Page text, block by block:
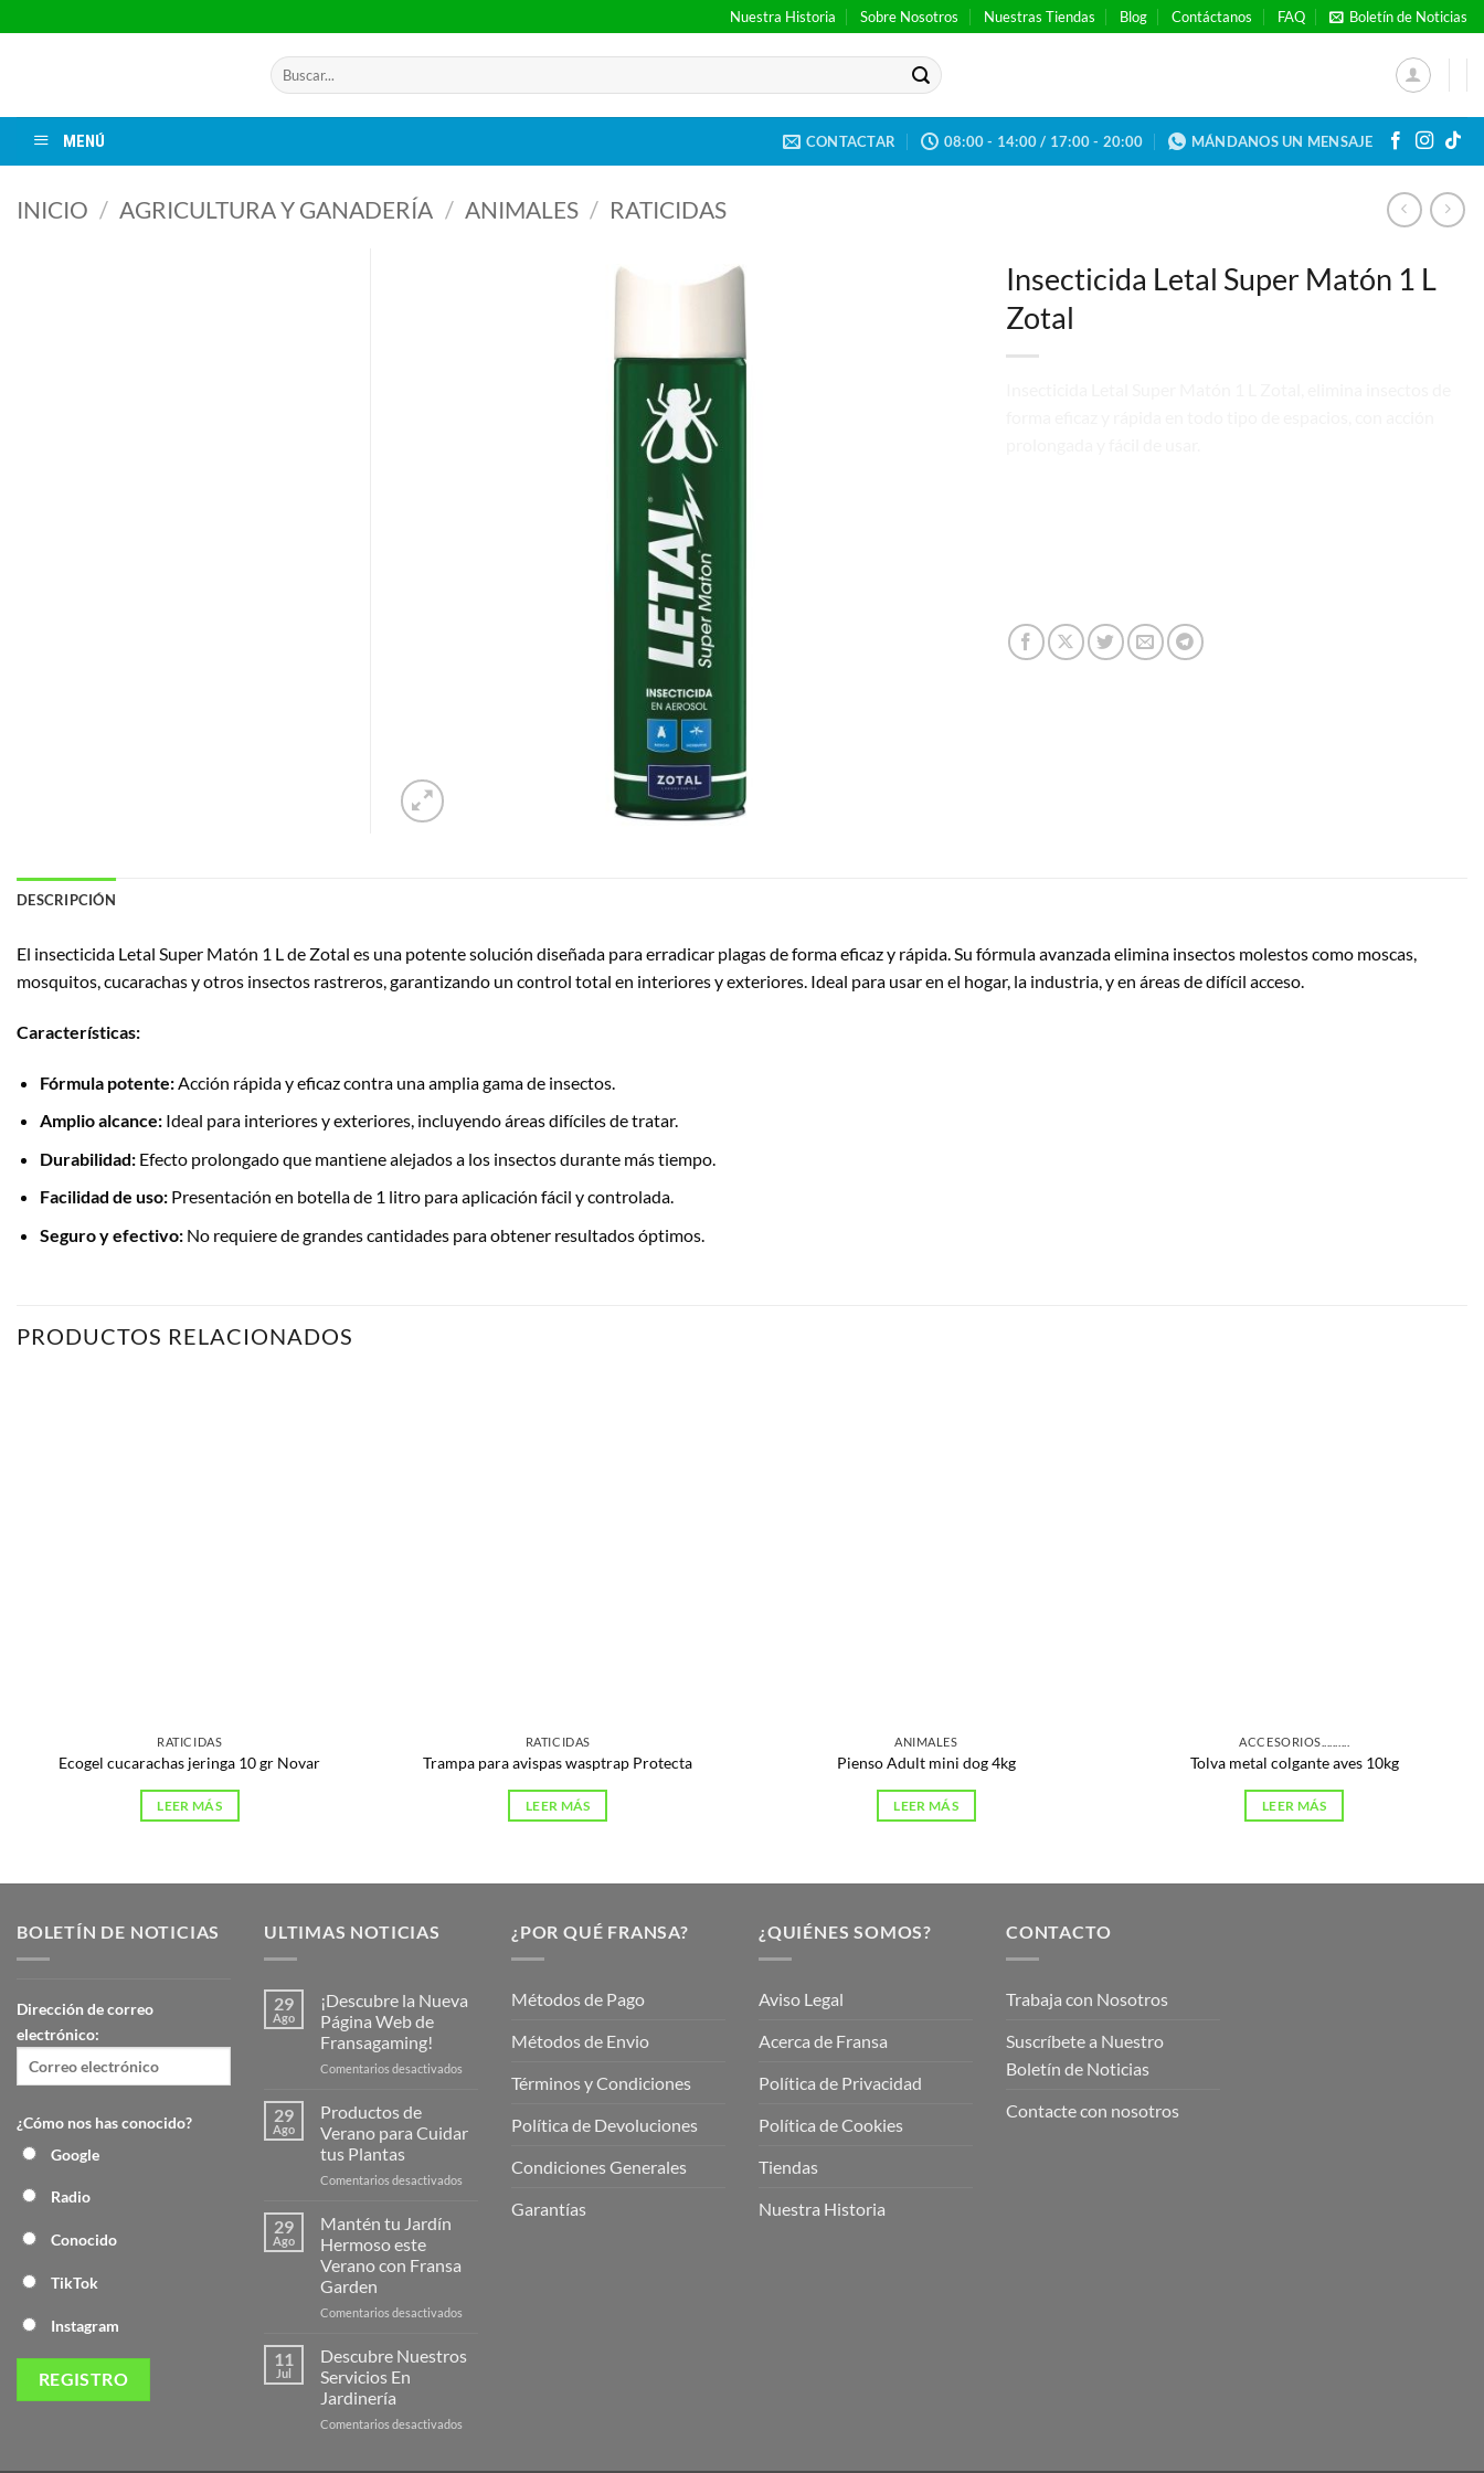
al
Nuestra Historia Sobre Nosotros Nuestras Tiendas Blog Contáctanos FAQ Boletín de Noticias
Buscar
por:
MENÚ CONTACTAR 08:00 - 14:00 / 17:00 - 20:00 MÁNDANOS UN MENSAJE
INICIO / AGRICULTURA Y GANADERÍA / ANIMALES / RATICIDAS
Insecticida Letal Super Matón 1 L
Zotal
DESCRIPCIÓN
El insecticida Letal Super Matón 1 L de Zotal es una potente solución diseñada para erradicar plagas de forma eficaz y rápida. Su fórmula avanzada elimina insectos molestos como moscas,
mosquitos, cucarachas y otros insectos rastreros, garantizando un control total en interiores y exteriores. Ideal para usar en el hogar, la industria, y en áreas de difícil acceso.
Características:
Fórmula potente:Acción rápida y eficaz contra una amplia gama de insectos.
Amplio alcance:Ideal para interiores y exteriores, incluyendo áreas difíciles de tratar.
Durabilidad:Efecto prolongado que mantiene alejados a los insectos durante más tiempo.
Facilidad de uso:Presentación en botella de 1 litro para aplicación fácil y controlada.
Seguro y efectivo:No requiere de grandes cantidades para obtener resultados óptimos.
PRODUCTOS RELACIONADOS
RATICIDAS
Ecogel cucarachas jeringa 10 gr Novar
LEER MÁS
RATICIDAS
Trampa para avispas wasptrap Protecta
LEER MÁS
ANIMALES
Pienso Adult mini dog 4kg
LEER MÁS
ACCESORIOS..........
Tolva metal colgante aves 10kg
LEER MÁS
BOLETÍN DE NOTICIAS
Dirección de correo
electrónico:
¿Cómo nos has conocido?
Google
Radio
Conocido
TikTok
Instagram
ULTIMAS NOTICIAS
29
Ago
¡Descubre la Nueva
Página Web de
Fransagaming!
Comentarios desactivados
Página
29
Ago
Productos de
Verano para Cuidar
tus Plantas
Comentarios desactivados
29
Ago
Mantén tu Jardín
Hermoso este
Verano con Fransa
Garden
Comentarios desactivados
Jardín
11
Jul
Descubre Nuestros
Servicios En
Jardinería
Comentarios desactivados
¿POR QUÉ FRANSA?
Métodos de Pago
Métodos de Envio
Términos y Condiciones
Política de Devoluciones
Condiciones Generales
Garantías
¿QUIÉNES SOMOS?
Aviso Legal
Acerca de Fransa
Política de Privacidad
Política de Cookies
Tiendas
Nuestra Historia
CONTACTO
Trabaja con Nosotros
Suscríbete a Nuestro
Boletín de Noticias
Contacte con nosotros